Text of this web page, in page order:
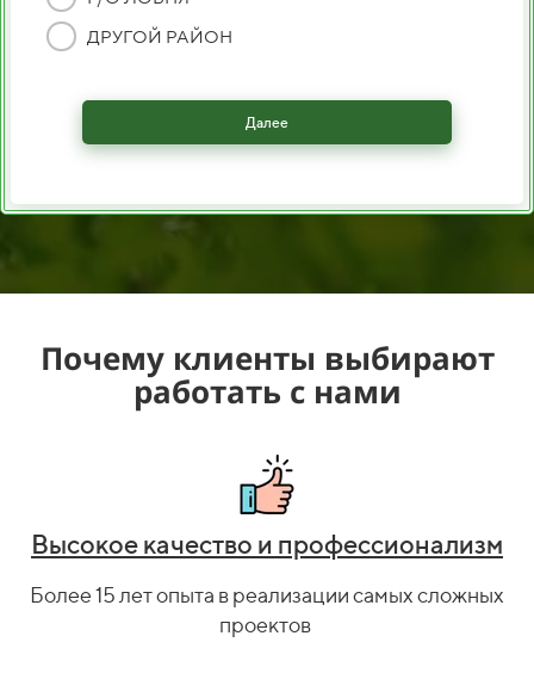
ДРУГОЙ РАЙОН
Далее
Почему клиенты выбирают
работать с нами
Высокое качество и профессионализм
Более 15 лет опыта в реализации самых сложных
проектов